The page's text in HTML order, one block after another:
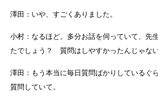
澤田：いや、すごくありました。
小村：なるほど。多分お話を伺っていて、先
たでしょう？ 質問はしやすかったんじゃな
澤田：もう本当に毎日質問ばかりしているぐ
質問していて。